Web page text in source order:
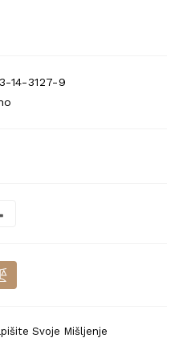
14-3127-9
Svoje Mišljenje